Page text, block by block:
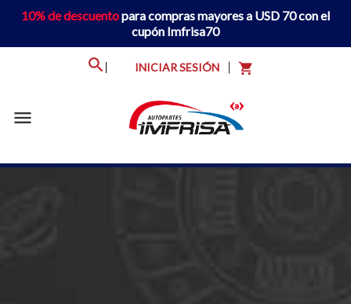
10% de descuentopara compras mayores a USD 70 con el
cupón Imfrisa70
INICIAR SESIÓN shopping_cart
menu